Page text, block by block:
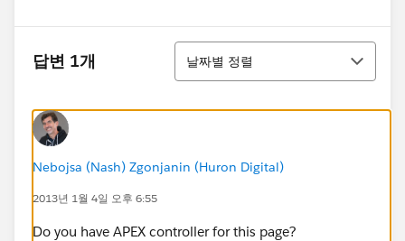
답변 1개
정렬
날짜별 정렬
Nebojsa (Nash) Zgonjanin (Huron Digital)
2013년 1월 4일 오후 6:55
Do you have APEX controller for this page?